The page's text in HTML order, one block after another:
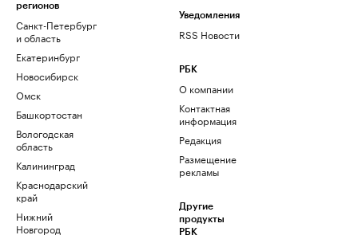
регионов
Санкт-Петербург
и область
Екатеринбург
Новосибирск
Омск
Башкортостан
Вологодская
область
Калининград
Краснодарский
край
Нижний
Новгород
Уведомления
RSS Новости
РБК
О компании
Контактная
информация
Редакция
Размещение
рекламы
Другие
продукты
РБК